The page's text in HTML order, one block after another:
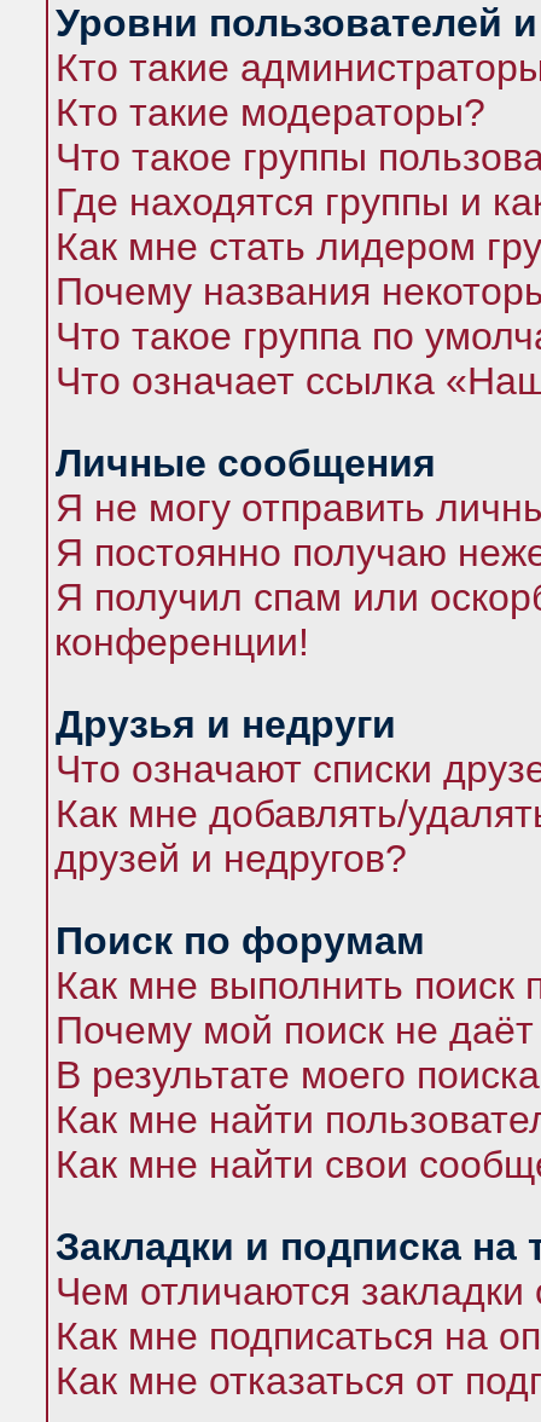
Уровни пользователей
Кто такие
Кто такие модераторы?
Что такое группы
Где находятся группы и
Как мне стать лидером
Почему названия
Что такое группа по
Что означает ссылка
Личные сообщения
Я не могу отправить
Я постоянно получаю
Я получил спам или
конференции!
Друзья и недруги
Что означают списки
Как мне добавлять/
друзей и недругов?
Поиск по форумам
Как мне выполнить
Почему мой поиск не даёт
В результате моего
Как мне найти
Как мне найти свои
Закладки и подписка на
Чем отличаются закладки
Как мне подписаться на
Как мне отказаться от